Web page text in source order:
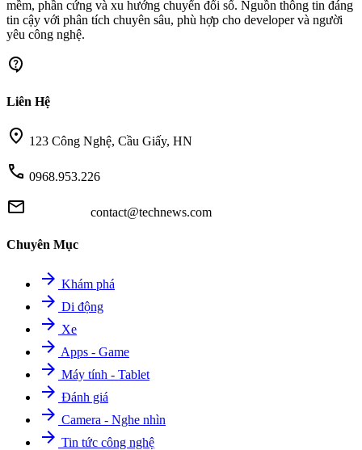
mềm, phần cứng và xu hướng chuyển đổi số. Nguồn thông tin đáng
tin cậy với phân tích chuyên sâu, phù hợp cho developer và người
yêu công nghệ.
contact_support
Liên Hệ
location_on 123 Công Nghệ, Cầu Giấy, HN
call 0968.953.226
mail contact@technews.com
Chuyên Mục
arrow_forward Khám phá
arrow_forward Di động
arrow_forward Xe
arrow_forward Apps - Game
arrow_forward Máy tính - Tablet
arrow_forward Đánh giá
arrow_forward Camera - Nghe nhìn
arrow_forward Tin tức công nghệ